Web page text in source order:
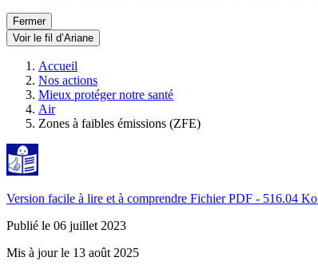
Fermer
Voir le fil d’Ariane
Accueil
Nos actions
Mieux protéger notre santé
Air
Zones à faibles émissions (ZFE)
Version facile à lire et à comprendre Fichier PDF - 516.04 Ko
Publié le 06 juillet 2023
Mis à jour le 13 août 2025